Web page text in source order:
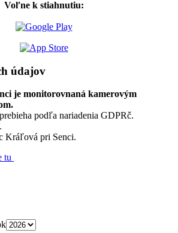
Voľne k stiahnutiu:
údajov
je monitorovnaná kamerovým
podľa nariadenia GDPRč.
Kráľová pri Senci.
tu